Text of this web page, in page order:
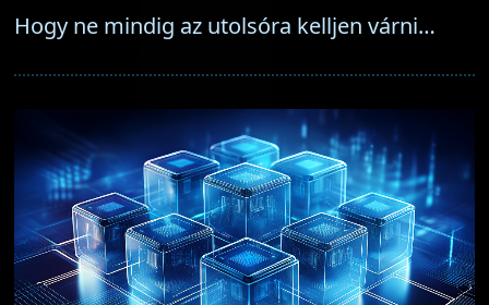
Hogy ne mindig az utolsóra kelljen várni…